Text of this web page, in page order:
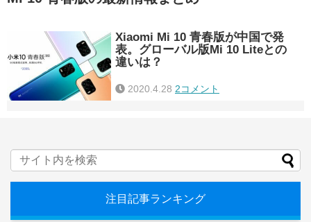
Xiaomi Mi 10 青春版が中国で発
表。グローバル版Mi 10 Liteとの
違いは？
2020.4.28 2コメント
注目記事ランキング